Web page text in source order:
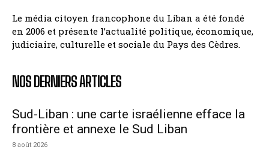
Le média citoyen francophone du Liban a été fondé
en 2006 et présente l’actualité politique, économique,
judiciaire, culturelle et sociale du Pays des Cèdres.
NOS DERNIERS ARTICLES
Sud-Liban : une carte israélienne efface la
frontière et annexe le Sud Liban
8 août 2026